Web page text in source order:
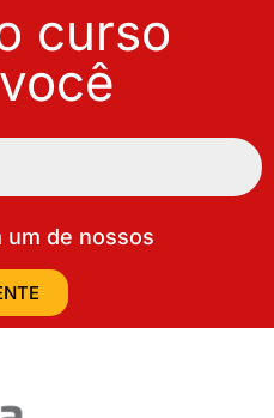
curso
um de nossos